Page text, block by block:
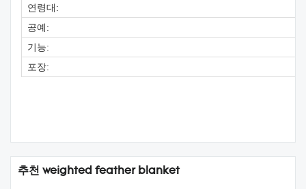
연령대:
공예:
기능:
포장:
추천 weighted feather blanket